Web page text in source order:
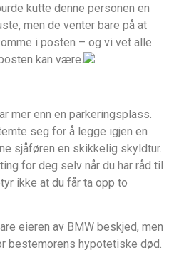
kutte denne personen en
men de venter bare på at
i posten – og vi vet alle
kan være.
mer enn en parkeringsplass.
seg for å legge igjen en
sjåføren en skikkelig skyldtur.
for deg selv når du har råd til
ikke at du får ta opp to
eieren av BMW beskjed, men
bestemorens hypotetiske død.